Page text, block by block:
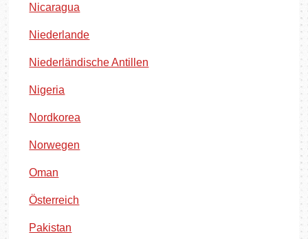
Nicaragua
Niederlande
Niederländische Antillen
Nigeria
Nordkorea
Norwegen
Oman
Österreich
Pakistan